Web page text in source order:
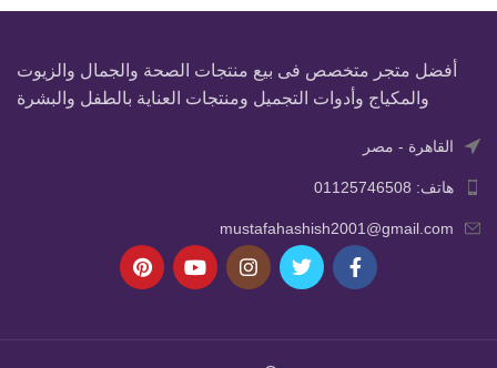
أفضل متجر متخصص فى بيع منتجات الصحة والجمال والزيوت
والمكياج وأدوات التجميل ومنتجات العناية بالطفل والبشرة
القاهرة - مصر
هاتف: 01125746508
mustafahashish2001@gmail.com